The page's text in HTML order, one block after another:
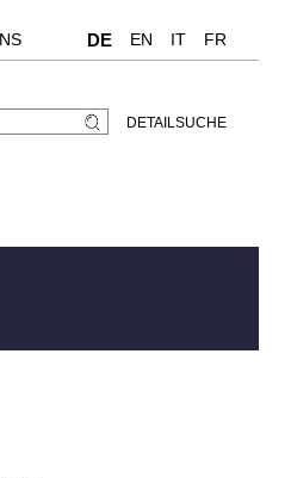
DE EN IT FR
DETAILSUCHE